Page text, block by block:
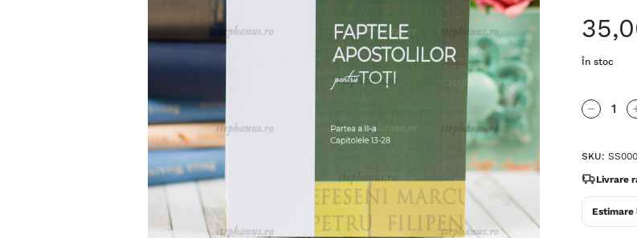
În stoc
Grăbește-
te!
curent
este:
SKU:
Livrare
Estimare